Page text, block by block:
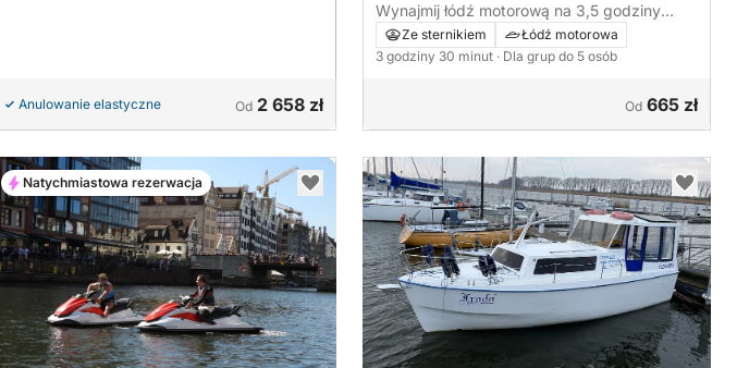
Anulowanie elastyczne Od 2 658 zł
Wynajmij łódź motorową na 3,5 godziny
zabawy
Ze sternikiem
Łódź motorowa
3 godziny 30 minut · Dla grup do 5 osób
Od 665 zł
Natychmiastowa rezerwacja